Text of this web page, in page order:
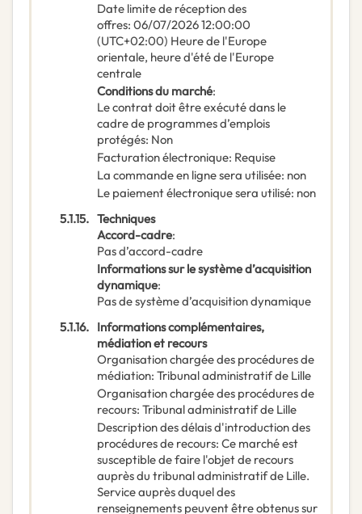
Date limite de réception des
offres: 06/07/202612:00:00
(UTC+02:00) Heure de l'Europe
orientale, heure d'été de l'Europe
centrale
Conditions du marché:
Le contrat doit être exécuté dans le
cadre de programmes d’emplois
protégés: Non
Facturation électronique: Requise
La commande en ligne sera utilisée: non
Le paiement électronique sera utilisé: non
5.1.15. Techniques
Accord-cadre:
Pas d’accord-cadre
Informations sur le système d’acquisition
dynamique:
Pas de système d’acquisition dynamique
5.1.16. Informations complémentaires,
médiation et recours
Organisation chargée des procédures de
médiation: Tribunal administratif de Lille
Organisation chargée des procédures de
recours: Tribunal administratif de Lille
Description des délais d'introduction des
procédures de recours: Ce marché est
susceptible de faire l'objet de recours
auprès du tribunal administratif de Lille.
Service auprès duquel des
renseignements peuvent être obtenus sur